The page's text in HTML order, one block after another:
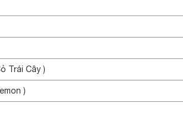
Trái Cây )
)